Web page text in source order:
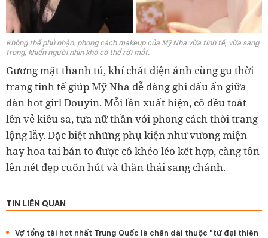
Không thể phủ nhận, phong cách makeup của Mỹ Nha vừa tinh tế, vừa sang
trọng, khiến người nhìn khó có thể rời mắt.
Gương mặt thanh tú, khí chất điện ảnh cùng gu thời
trang tinh tế giúp Mỹ Nha dễ dàng ghi dấu ấn giữa
dàn hot girl Douyin. Mỗi lần xuất hiện, cô đều toát
lên vẻ kiêu sa, tựa nữ thần với phong cách thời trang
lộng lẫy. Đặc biệt những phụ kiện như vương miện
hay hoa tai bản to được cô khéo léo kết hợp, càng tôn
lên nét đẹp cuốn hút và thần thái sang chảnh.
TIN LIÊN QUAN
Vợ tổng tài hot nhất Trung Quốc là chân dài thuộc "tứ đại thiên